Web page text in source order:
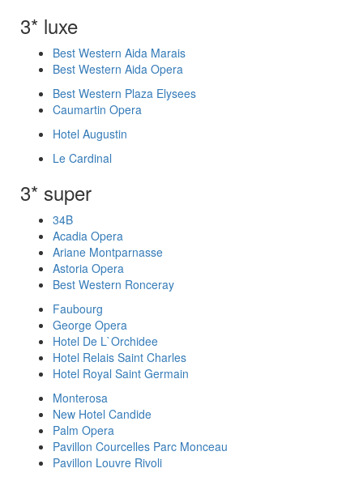
3* luxe
Best Western Aida Marais
Best Western Aida Opera
Best Western Plaza Elysees
Caumartin Opera
Hotel Augustin
Le Cardinal
3* super
34B
Acadia Opera
Ariane Montparnasse
Astoria Opera
Best Western Ronceray
Faubourg
George Opera
Hotel De L`Orchidee
Hotel Relais Saint Charles
Hotel Royal Saint Germain
Monterosa
New Hotel Candide
Palm Opera
Pavillon Courcelles Parc Monceau
Pavillon Louvre Rivoli